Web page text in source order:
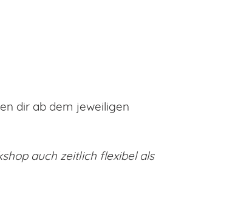
dir ab dem jeweiligen
auch zeitlich flexibel als